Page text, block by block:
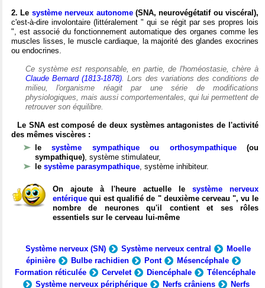
2. Le système nerveux autonome(SNA, neurovégétatif ou viscéral),
c'est-à-dire involontaire (littéralement " qui se régit par ses propres lois
", est associé du fonctionnement automatique des organes comme les
muscles lisses, le muscle cardiaque, la majorité des glandes exocrines
ou endocrines.
Ce système est responsable, en partie, de l'homéostasie, chère à
Claude Bernard (1813-1878). Lors des variations des conditions de
milieu, l'organisme réagit par une série de modifications
physiologiques, mais aussi comportementales, qui lui permettent de
retrouver son équilibre.
Le SNA est composé de deux systèmes antagonistes de l'activité
des mêmes viscères :
lesystème sympathique ou orthosympathique(ou
sympathique), système stimulateur,
le système parasympathique, système inhibiteur.
On ajoute à l'heure actuelle le système nerveux
entérique qui est qualifié de " deuxième cerveau ", vu le
nombre de neurones qu'il contient et ses rôles
essentiels sur le cerveau lui-même
Système nerveux (SN) Système nerveux central
Moelle
épinière
Bulbe rachidien Pont
Mésencéphale
Formation réticulée
Cervelet Diencéphale
Télencéphale
Système nerveux périphérique
Nerfs crâniens
Nerfs